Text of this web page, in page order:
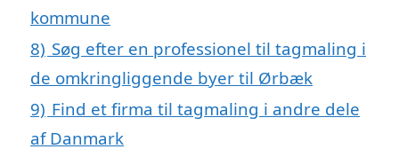
kommune
8) Søg efter en professionel til tagmaling i
de omkringliggende byer til Ørbæk
9) Find et firma til tagmaling i andre dele
af Danmark